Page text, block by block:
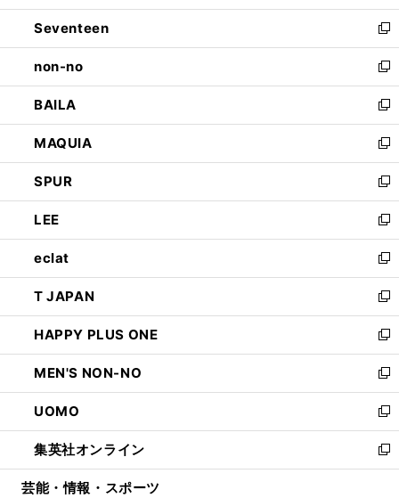
開
く
ウ
で
開
く
ン
ド
ウ
で
開
く
Seventeen
新
し
い
ウ
ィ
ン
ド
ウ
で
開
く
non-no
新
し
い
ウ
ィ
ン
ド
ウ
で
開
く
BAILA
新
し
い
ウ
ィ
ン
ド
ウ
で
開
く
MAQUIA
新
し
い
ウ
ィ
ン
ド
ウ
で
開
く
SPUR
新
し
い
ウ
ィ
ン
ド
ウ
で
開
く
LEE
新
し
い
ウ
ィ
ン
ド
ウ
で
開
く
eclat
新
し
い
ウ
ィ
ン
ド
ウ
で
開
く
T JAPAN
新
し
い
ウ
ィ
ン
ド
ウ
で
開
HAPPY PLUS ONE
新
し
い
ウ
ィ
ン
ド
ウ
MEN'S NON-NO
新
し
い
ウ
ィ
ン
UOMO
新
し
い
ウ
集英社オンライン
新
し
芸能・情報・スポーツ